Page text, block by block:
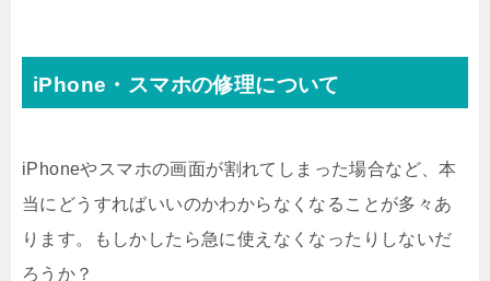
iPhone・スマホの修理について
iPhoneやスマホの画面が割れてしまった場合など、本
当にどうすればいいのかわからなくなることが多々あ
ります。もしかしたら急に使えなくなったりしないだ
ろうか？